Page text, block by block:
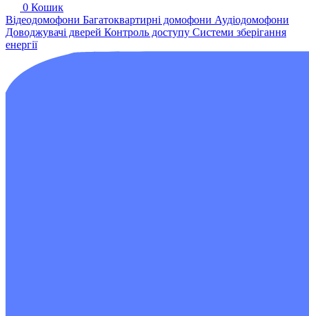
0 Кошик
Відеодомофони Багатоквартирні домофони Аудіодомофони
Доводжувачі дверей Контроль доступу Системи зберігання
енергії